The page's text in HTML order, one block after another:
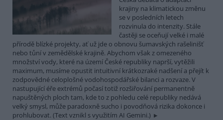
krajiny na klimatickou změnu
se v posledních letech
rozvinula do intenzity. Stále
častěji se oceňují velké i malé
přírodě blízké projekty, ať už jde o obnovu šumavských rašelinišť
nebo tůní v zemědělské krajině. Abychom však z omezeného
množství vody, které na území České republiky naprší, vytěžili
maximum, musíme opustit intuitivní krátkozraké nadšení a přejít k
zodpovědné celoplošné vodohospodářské bilanci a rozvaze. V
nastupující éře extrémů počasí totiž rozšiřování permanentně
napuštěných ploch tam, kde to z pohledu celé republiky nedává
velký smysl, může paradoxně sucho i povodňová rizika dokonce i
prohlubovat. (Text vznikl s využitím AI Gemini.)